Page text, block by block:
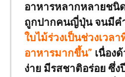
อาหารหลากหลายชนิ
ถูกปากคนญี่ปุ่น จนมีค
ใบไม้ร่วงเป็นช่วงเวล
อาหารมากขึ้น” เนื่อง
ง่าย มีรสชาติอร่อย ซึ่ง